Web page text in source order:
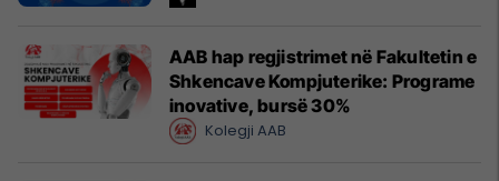
AAB hap regjistrimet në Fakultetin e
Shkencave Kompjuterike: Programe
inovative, bursë 30%
Kolegji AAB